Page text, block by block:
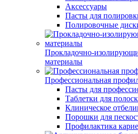
Аксессуары
Пасты для
Полировочные
Прокладочно-
материалы
Профессиональная
Пасты для
Таблетки для
Клиническое
Порошки для
Профилактика